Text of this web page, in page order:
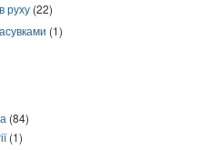
руху (22)
(1)
(84)
(1)